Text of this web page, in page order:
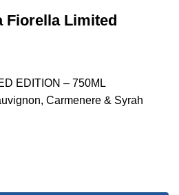
Fiorella Limited
EDITION – 750ML
Carmenere & Syrah